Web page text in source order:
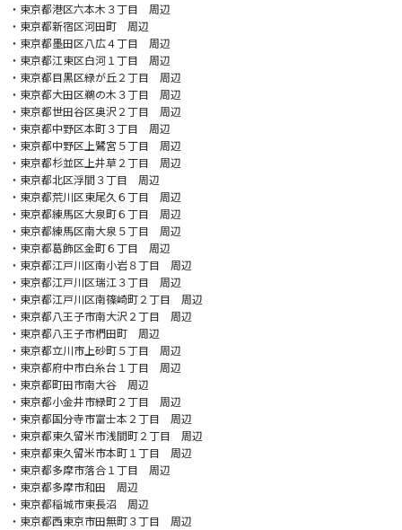
・ 東京都港区六本木３丁目 周辺
・東京都新宿区河田町 周辺
・東京都墨田区八広４丁目 周辺
・東京都江東区白河１丁目 周辺
・東京都目黒区緑が丘２丁目 周辺
・東京都大田区鵜の木３丁目 周辺
・東京都世田谷区奥沢２丁目 周辺
・東京都中野区本町３丁目 周辺
・東京都中野区上鷺宮５丁目 周辺
・東京都杉並区上井草２丁目 周辺
・東京都北区浮間３丁目 周辺
・東京都荒川区東尾久６丁目 周辺
・東京都練馬区大泉町６丁目 周辺
・東京都練馬区南大泉５丁目 周辺
・東京都葛飾区金町６丁目 周辺
・東京都江戸川区南小岩８丁目 周辺
・東京都江戸川区瑞江３丁目 周辺
・東京都江戸川区南篠崎町２丁目 周辺
・東京都八王子市南大沢２丁目 周辺
・東京都八王子市椚田町 周辺
・東京都立川市上砂町５丁目 周辺
・東京都府中市白糸台１丁目 周辺
・東京都町田市南大谷 周辺
・東京都小金井市緑町２丁目 周辺
・東京都国分寺市富士本２丁目 周辺
・東京都東久留米市浅間町２丁目 周辺
・東京都東久留米市本町１丁目 周辺
・東京都多摩市落合１丁目 周辺
・東京都多摩市和田 周辺
・東京都稲城市東長沼 周辺
・東京都西東京市田無町３丁目 周辺